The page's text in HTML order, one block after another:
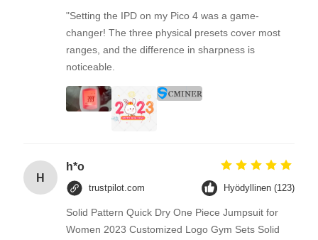
"Setting the IPD on my Pico 4 was a game-
changer! The three physical presets cover most
ranges, and the difference in sharpness is
noticeable.
H
h*o
trustpilot.com Hyödyllinen (123)
Solid Pattern Quick Dry One Piece Jumpsuit for
Women 2023 Customized Logo Gym Sets Solid